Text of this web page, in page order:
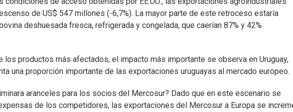
de US$ 547 millones (-6,7%). La mayor parte de este retroceso estaría
deshuesada fresca, refrigerada y congelada, que caerían 87% y 42%
los productos más afectados, el impacto más importante se observa en Uruguay,
una proporción importante de las exportaciones uruguayas al mercado europeo.
aranceles para los socios del Mercosur? Dado que en este escenario se
de los competidores, las exportaciones del Mercosur a Europa se